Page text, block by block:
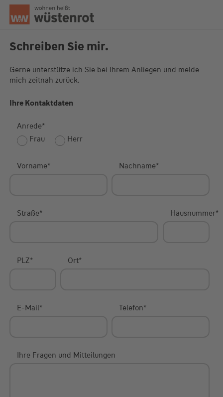
Seitenanfang
Schreiben Sie mir.
Gerne unterstütze ich Sie bei Ihrem Anliegen und melde
mich zeitnah zurück.
Ihre Kontaktdaten
Anrede*
Frau
Herr
Vorname* Nachname*
Straße* Hausnummer*
PLZ* Ort*
E-Mail* Telefon*
Ihre Fragen und Mitteilungen
Unsere Chatzeiten:
Fr: 9:00 Uhr - 18:00 Uhr